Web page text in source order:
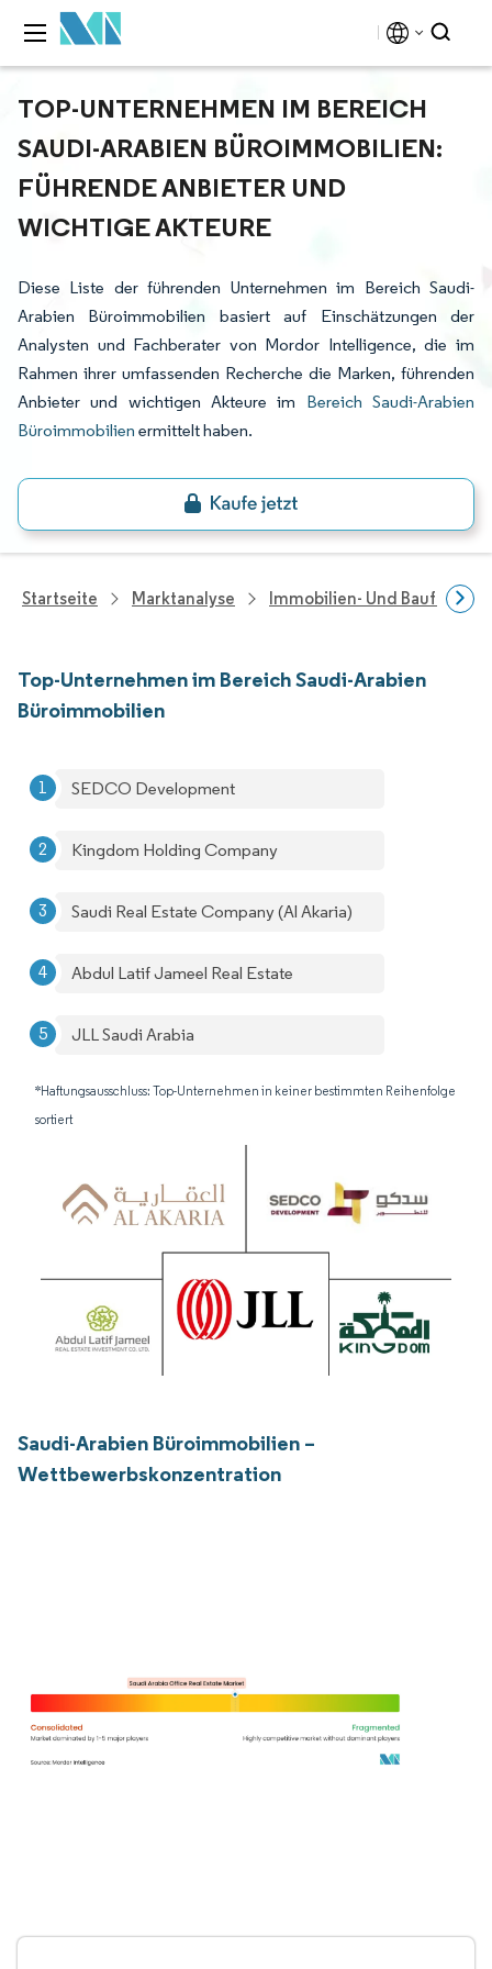
TOP-UNTERNEHMEN IM BEREICH
SAUDI-ARABIEN BÜROIMMOBILIEN:
FÜHRENDE ANBIETER UND
WICHTIGE AKTEURE
Diese Liste der führenden Unternehmen im Bereich Saudi-
Arabien Büroimmobilien basiert auf Einschätzungen der
Analysten und Fachberater von Mordor Intelligence, die im
Rahmen ihrer umfassenden Recherche die Marken, führenden
Anbieter und wichtigen Akteure im Bereich Saudi-Arabien
Büroimmobilien ermittelt haben.
Startseite Marktanalyse Immobilien- Und
Top-Unternehmen im Bereich Saudi-Arabien
Büroimmobilien
SEDCO Development
Kingdom Holding Company
Saudi Real Estate Company (Al Akaria)
Abdul Latif Jameel Real Estate
JLL Saudi Arabia
*Haftungsausschluss: Top-Unternehmen in keiner bestimmten Reihenfolge
sortiert
Saudi-Arabien Büroimmobilien –
Wettbewerbskonzentration